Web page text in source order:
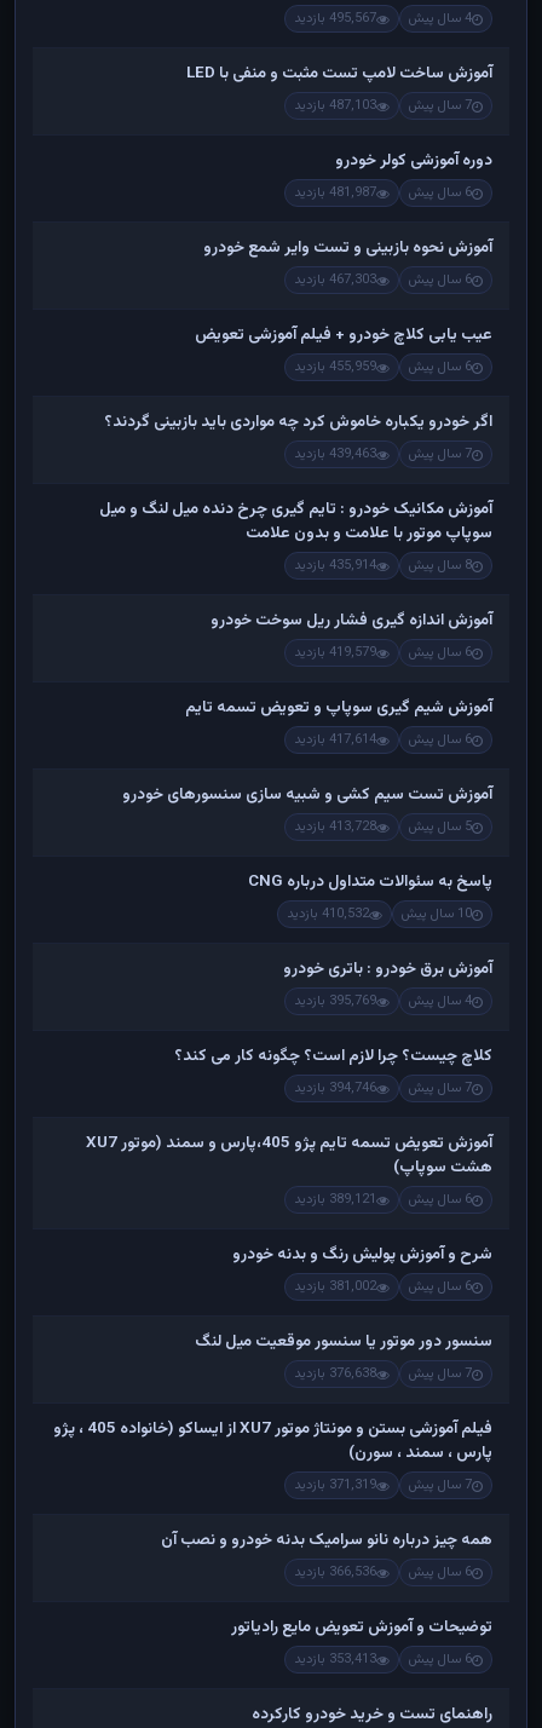
4 سال پیش 495,567 بازدید
آموزش ساخت لامپ تست مثبت و منفی با LED
7 سال پیش 487,103 بازدید
دوره آموزشی کولر خودرو
6 سال پیش 481,987 بازدید
آموزش نحوه بازبینی و تست وایر شمع خودرو
6 سال پیش 467,303 بازدید
عیب یابی کلاچ خودرو + فیلم آموزشی تعویض
6 سال پیش 455,959 بازدید
اگر خودرو یکباره خاموش کرد چه مواردی باید بازبینی گردند؟
7 سال پیش 439,463 بازدید
آموزش مکانیک خودرو : تایم گیری چرخ دنده میل لنگ و میل
سوپاپ موتور با علامت و بدون علامت
8 سال پیش 435,914 بازدید
آموزش اندازه گیری فشار ریل سوخت خودرو
6 سال پیش 419,579 بازدید
آموزش شیم گیری سوپاپ و تعویض تسمه تایم
6 سال پیش 417,614 بازدید
آموزش تست سیم کشی و شبیه سازی سنسورهای خودرو
5 سال پیش 413,728 بازدید
پاسخ به سئوالات متداول درباره CNG
10 سال پیش 410,532 بازدید
آموزش برق خودرو : باتری خودرو
4 سال پیش 395,769 بازدید
کلاچ چیست؟ چرا لازم است؟ چگونه کار می کند؟
7 سال پیش 394,746 بازدید
آموزش تعویض تسمه تایم پژو 405،پارس و سمند (موتور XU7
هشت سوپاپ)
6 سال پیش 389,121 بازدید
شرح و آموزش پولیش رنگ و بدنه خودرو
6 سال پیش 381,002 بازدید
سنسور دور موتور یا سنسور موقعیت میل لنگ
7 سال پیش 376,638 بازدید
فیلم آموزشی بستن و مونتاژ موتور XU7 از ایساکو (خانواده 405 ، پژو
پارس ، سمند ، سورن)
7 سال پیش 371,319 بازدید
همه چیز درباره نانو سرامیک بدنه خودرو و نصب آن
6 سال پیش 366,536 بازدید
توضیحات و آموزش تعویض مایع رادیاتور
6 سال پیش 353,413 بازدید
راهنمای تست و خريد خودرو کارکرده